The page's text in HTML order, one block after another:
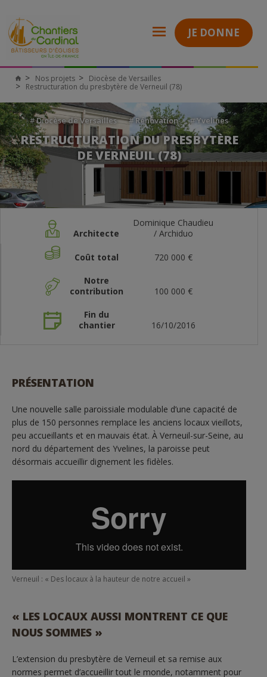
JE DONNE
Nos projets
Diocèse de Versailles
Restructuration du presbytère de Verneuil (78)
#Diocèse de Versailles #Rénovation #Yvelines
RESTRUCTURATION DU PRESBYTÈRE
DE VERNEUIL (78)
Architecte
Dominique Chaudieu
/ Archiduo
Coût total 720 000 €
Notre
contribution
100 000 €
Fin du
chantier
16/10/2016
PRÉSENTATION
Une nouvelle salle paroissiale modulable d’une capacité de
plus de 150 personnes remplace les anciens locaux vieillots,
peu accueillants et en mauvais état. À Verneuil-sur-Seine, au
nord du département des Yvelines, la paroisse peut
désormais accueillir dignement les fidèles.
Verneuil : « Des locaux à la hauteur de notre accueil »
« LES LOCAUX AUSSI MONTRENT CE QUE
NOUS SOMMES »
L’extension du presbytère de Verneuil et sa remise aux
normes permet d’accueillir tout le monde, notamment pour